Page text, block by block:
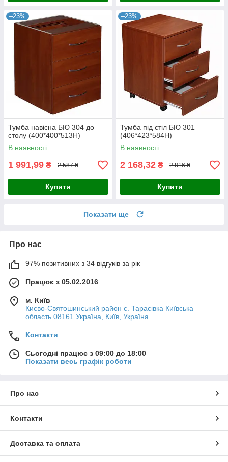
–23%
Тумба навісна БЮ 304 до
столу (400*400*513Н)
В наявності
1 991,99 ₴ 2 587 ₴
Купити
–23%
Тумба під стіл БЮ 301
(406*423*584Н)
В наявності
2 168,32 ₴ 2 816 ₴
Купити
Показати ще
Про нас
97% позитивних з 34 відгуків за рік
Працює з 05.02.2016
м. Київ
Києво-Святошинський район с. Тарасівка Київська
область 08161 Україна, Київ, Україна
Контакти
Сьогодні працює з 09:00 до 18:00
Показати весь графік роботи
Про нас
Контакти
Доставка та оплата